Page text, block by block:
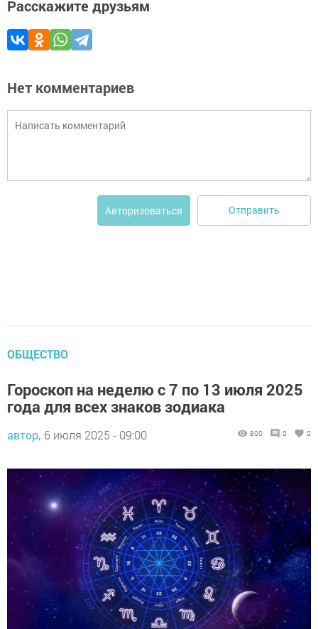
Расскажите друзьям
Нет комментариев
Авторизоваться Отправить
ОБЩЕСТВО
Гороскоп на неделю с 7 по 13 июля 2025
года для всех знаков зодиака
автор, 6 июля 2025 - 09:00 800 0 0